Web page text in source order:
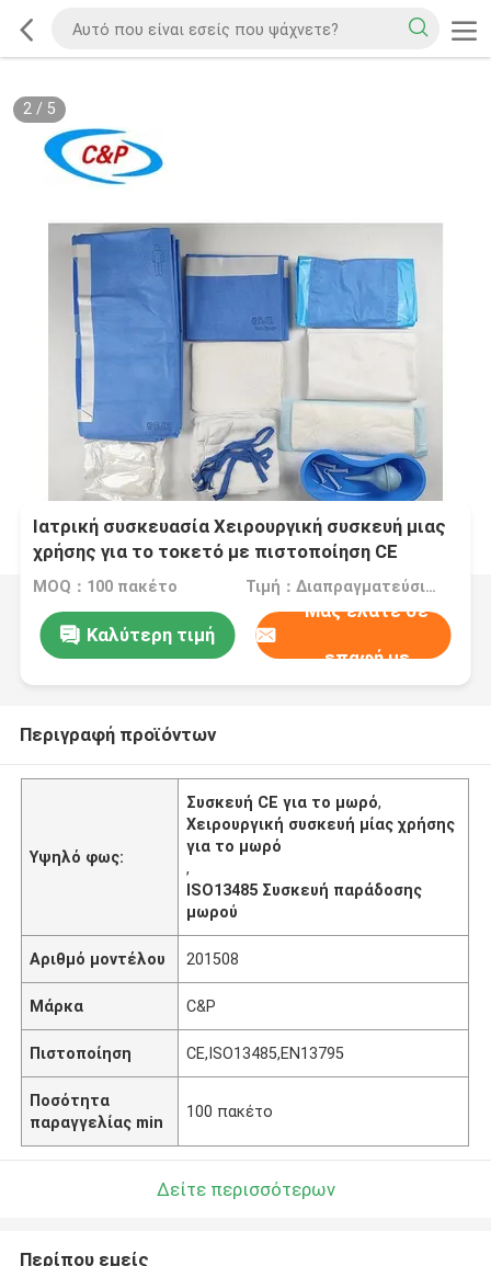
2/ 5
Ιατρική συσκευασία Χειρουργική συσκευή μιας
χρήσης για το τοκετό με πιστοποίηση CE
ISO13485
MOQ：100 πακέτο Τιμή：Διαπραγματεύσιμα
Καλύτερη τιμή
Μας ελάτε σε
επαφή με
Περιγραφή προϊόντων
Υψηλό φως:
Συσκευή CE για το μωρό,
Χειρουργική συσκευή μίας χρήσης
για το μωρό
,
ISO13485 Συσκευή παράδοσης
μωρού
Αριθμό μοντέλου 201508
Μάρκα C&P
Πιστοποίηση CE,ISO13485,EN13795
Ποσότητα
παραγγελίας min
100 πακέτο
Δείτε περισσότερων
Περίπου εμείς